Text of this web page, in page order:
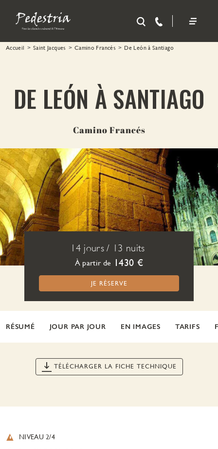
Accueil Saint Jacques Camino Francés De León à Santiago
DE LEÓN À SANTIAGO
Camino Francés
14 jours / 13 nuits
À partir de 1430 €
JE RÉSERVE
RÉSUMÉ JOUR PAR JOUR EN IMAGES TARIFS
TÉLÉCHARGER LA FICHE TECHNIQUE
NIVEAU 2/4